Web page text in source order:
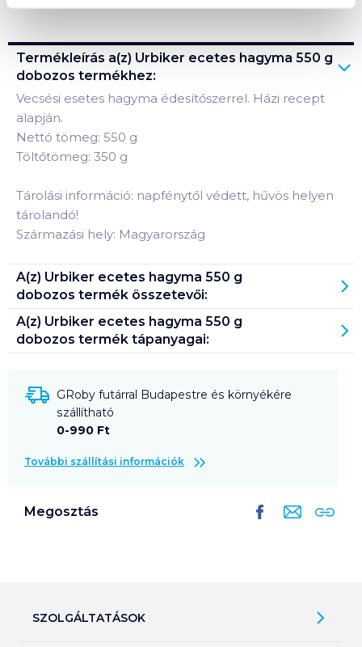
Termékleírás a(z) Urbiker ecetes hagyma 550 g
dobozos termékhez:
Vecsési esetes hagyma édesítőszerrel. Házi recept
alapján.
Nettó tömeg: 550 g
Töltőtömeg: 350 g
Tárolási információ: napfénytől védett, hűvös helyen
tárolandó!
Származási hely: Magyarország
A(z) Urbiker ecetes hagyma 550 g
dobozos termék összetevői:
A(z) Urbiker ecetes hagyma 550 g
dobozos termék tápanyagai:
GRoby futárral Budapestre és környékére
szállítható
0-990 Ft
További szállítási információk
Megosztás
SZOLGÁLTATÁSOK